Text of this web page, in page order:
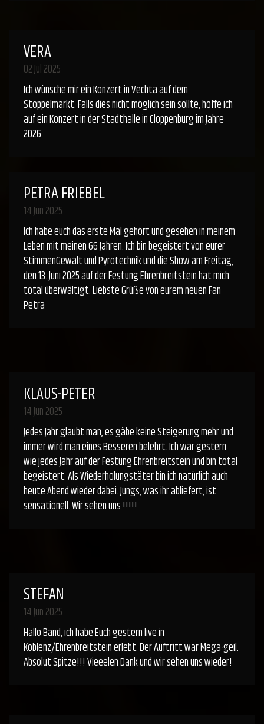
VERA
02 Jul 2025
Ich wünsche mir ein Konzert in Vechta auf dem
Stoppelmarkt. Falls dies nicht möglich sein sollte, hoffe ich
auf ein Konzert in der Stadthalle in Cloppenburg im Jahre
2026.
PETRA FRIEBEL
14 Jun 2025
Ich habe euch das erste Mal gehört und gesehen in meinem
Leben mit meinen 66 Jahren. Ich bin begeistert von eurer
StimmenGewalt und Pyrotechnik und die Show am Freitag,
den 13. Juni 2025 auf der Festung Ehrenbreitstein hat mich
total überwältigt. Liebste Grüße von eurem neuen Fan
Petra
KLAUS-PETER
14 Jun 2025
Jedes Jahr glaubt man, es gäbe keine Steigerung mehr und
immer wird man eines Besseren belehrt. Ich war gestern
wie jedes Jahr auf der Festung Ehrenbreitstein und bin total
begeistert. Als Wiederholungstäter bin ich natürlich auch
heute Abend wieder dabei. Jungs, was ihr abliefert, ist
sensationell. Wir sehen uns !!!!!
STEFAN
14 Jun 2025
Hallo Band, ich habe Euch gestern live in
Koblenz/Ehrenbreitstein erlebt. Der Auftritt war Mega-geil.
Absolut Spitze!!! Vieeelen Dank und wir sehen uns wieder!